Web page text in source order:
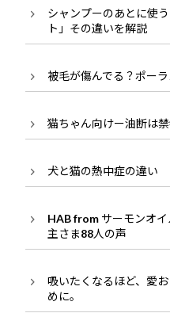
シャンプーのあとに使
ト」その違いを解説
被毛が傷んでる？ポー
猫ちゃん向けー油断は
犬と猫の熱中症の違い
HAB from サーモンオ
主さま88人の声
吸いたくなるほど、愛
めに。